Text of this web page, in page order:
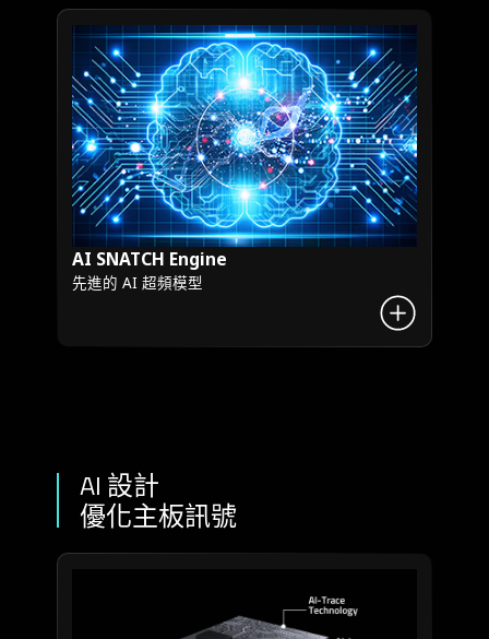
AI SNATCH Engine
先進的 AI 超頻模型
AI 設計
優化主板訊號